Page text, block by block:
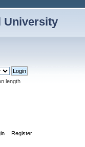
University
length
Register